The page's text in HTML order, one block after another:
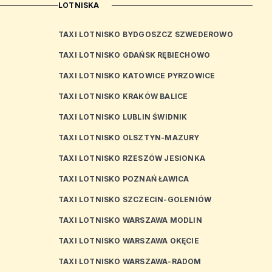
LOTNISKA
TAXI LOTNISKO BYDGOSZCZ SZWEDEROWO
TAXI LOTNISKO GDAŃSK RĘBIECHOWO
TAXI LOTNISKO KATOWICE PYRZOWICE
TAXI LOTNISKO KRAKÓW BALICE
TAXI LOTNISKO LUBLIN ŚWIDNIK
TAXI LOTNISKO OLSZTYN-MAZURY
TAXI LOTNISKO RZESZÓW JESIONKA
TAXI LOTNISKO POZNAŃ ŁAWICA
TAXI LOTNISKO SZCZECIN-GOLENIÓW
TAXI LOTNISKO WARSZAWA MODLIN
TAXI LOTNISKO WARSZAWA OKĘCIE
TAXI LOTNISKO WARSZAWA-RADOM